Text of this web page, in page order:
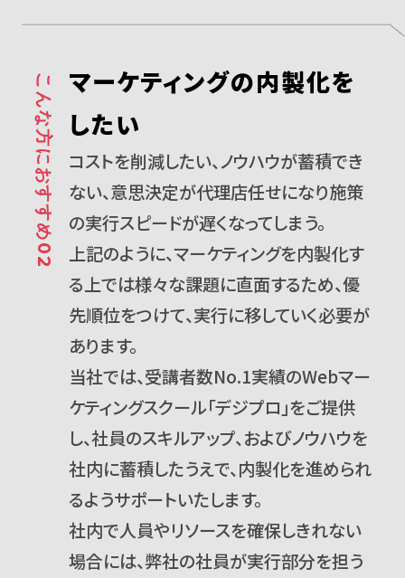
こんな方におすすめ02 マーケティングの内製化を
したい
コストを削減したい、ノウハウが蓄積でき
ない、意思決定が代理店任せになり施策
の実行スピードが遅くなってしまう。
上記のように、マーケティングを内製化す
る上では様々な課題に直面するため、優
先順位をつけて、実行に移していく必要が
あります。
当社では、受講者数No.1実績のWebマー
ケティングスクール「デジプロ」をご提供
し、社員のスキルアップ、およびノウハウを
社内に蓄積したうえで、内製化を進められ
るようサポートいたします。
社内で人員やリソースを確保しきれない
場合には、弊社の社員が実行部分を担う